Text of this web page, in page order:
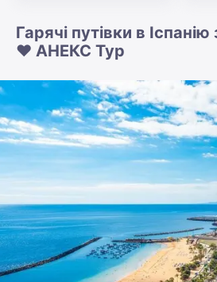
Гарячі путівки в
❤️ АНЕКС Тур